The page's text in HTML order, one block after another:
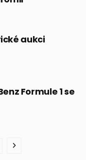
aukci
Formule 1 se